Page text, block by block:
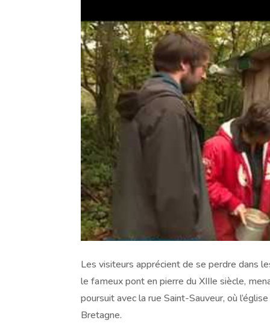
Les visiteurs apprécient de se perdre dans
le fameux pont en pierre du XIIIe siècle,
poursuit avec la rue Saint-Sauveur, où
Bretagne.